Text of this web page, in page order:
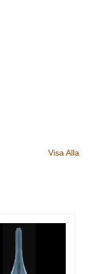
Visa Alla